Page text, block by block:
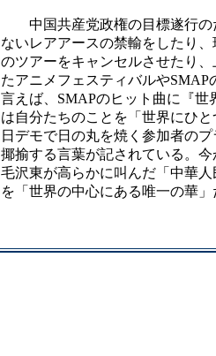
中国共産党政権の目標遂行の
ないレアアースの禁輸をしたり
のツアーをキャンセルさせたり
たアニメフェスティバルや
言えば、SMAPのヒット曲に『
は自分たちのことを「世界にひ
日デモで日の丸を焼く参加者の
揶揄する言葉が記されている。
毛沢東が高らかに叫んだ「中華
を「世界の中心にある唯一の華